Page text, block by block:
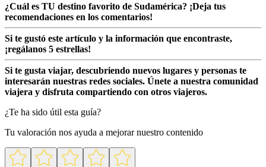
¿Cuál es TU destino favorito de Sudamérica? ¡Deja tus
recomendaciones en los comentarios!
Si te gustó este artículo y la información que encontraste,
¡regálanos 5 estrellas!
Si te gusta viajar, descubriendo nuevos lugares y personas te
interesarán nuestras redes sociales. Únete a nuestra comunidad
viajera y disfruta compartiendo con otros viajeros.
¿Te ha sido útil esta guía?
Tu valoración nos ayuda a mejorar nuestro contenido